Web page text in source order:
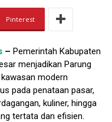
Pinterest
– Pemerintah Kabupaten
menjadikan Parung
modern
pada penataan pasar,
kuliner, hingga
tertata dan efisien.